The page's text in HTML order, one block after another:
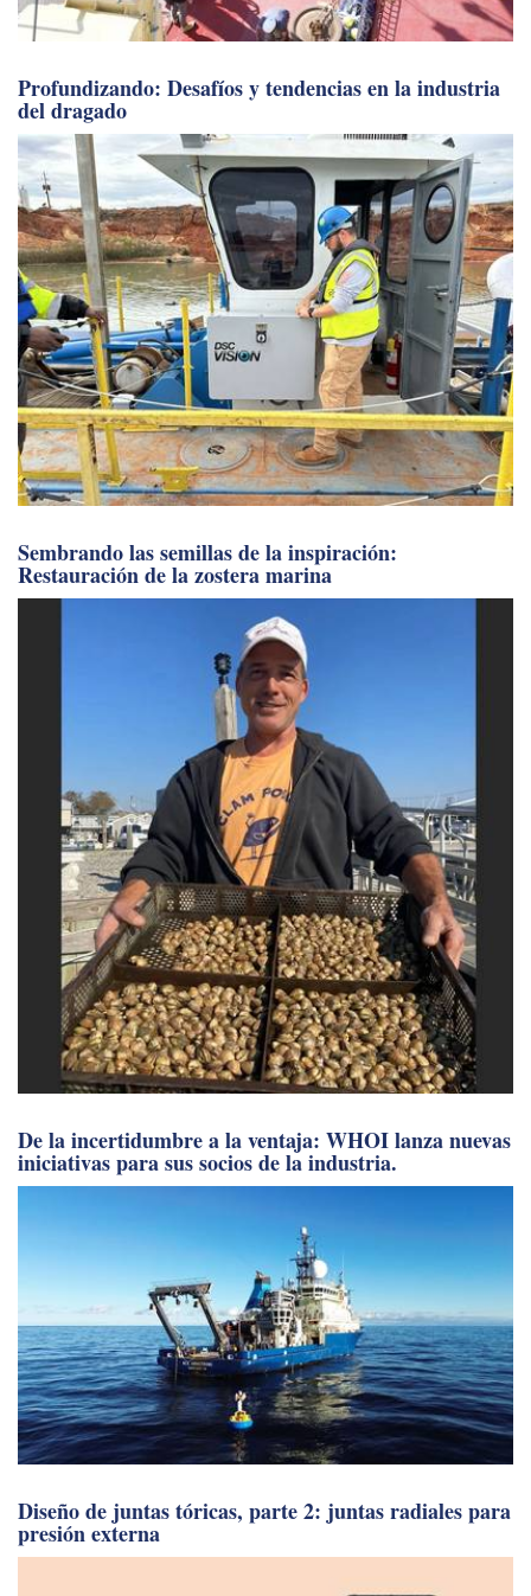
Profundizando: Desafíos y tendencias en la industria
del dragado
Sembrando las semillas de la inspiración:
Restauración de la zostera marina
De la incertidumbre a la ventaja: WHOI lanza nuevas
iniciativas para sus socios de la industria.
Diseño de juntas tóricas, parte 2: juntas radiales para
presión externa